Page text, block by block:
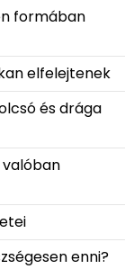
formában
elfelejtenek
és drága
enni?